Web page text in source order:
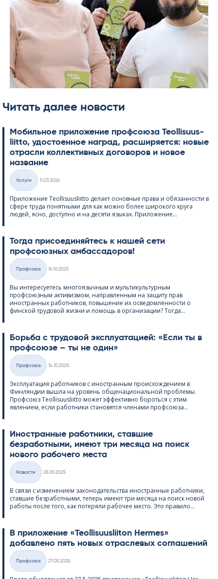
Читать далее новости
Мобильное приложение профсоюза Teol­li­suus­
liitto, удостоенное наград, расширяется: новые
отрасли коллективных договоров и новое
название
Категории
Услуги
11.03.2026
Приложение Teol­li­suus­liitto делает основные права и обязанности в
сфере труда понятными для как можно более широкого круга
людей, ясно, доступно и на десяти языках. Приложение...
Тогда присоединяйтесь к нашей сети
профсоюзных амбассадоров!
Категории
Профсоюз
16.10.2025
Вы интересуетесь многоязычным и мультикультурным
профсоюзным активизмом, направленным на защиту прав
иностранных работников, повышение их осведомлённости о
финской трудовой жизни и помощь в организации? Тогда...
Борьба с трудовой эксплуатацией: «Если ты в
профсоюзе – ты не один»
Категории
Профсоюз
14.10.2025
Эксплуатация работников с иностранным происхождением в
Финляндии вышла на уровень общенациональной проблемы.
Профсоюз Teol­li­suus­liitto может эффективно бороться с этим
явлением, если работники становятся членами профсоюза...
Иностранные работники, ставшие
безработными, имеют три месяца на поиск
нового рабочего места
Категории
Hовости
28.05.2025
В связи с изменением законодательства иностранные работники,
ставшие безработными, теперь имеют три месяца на поиск новой
работы после того, как потеряли рабочее место. Это правило...
В приложение «Teol­li­suus­lii­ton Her­mes»
добавлено пять новых отраслевых соглашений
Категории
Профсоюз
27.05.2025